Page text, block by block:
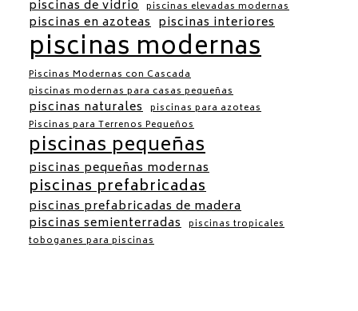
piscinas de vidrio piscinas elevadas modernas
piscinas en azoteas piscinas interiores
piscinas modernas
Piscinas Modernas con Cascada
piscinas modernas para casas pequeñas
piscinas naturales piscinas para azoteas
Piscinas para Terrenos Pequeños
piscinas pequeñas
piscinas pequeñas modernas
piscinas prefabricadas
piscinas prefabricadas de madera
piscinas semienterradas piscinas tropicales
toboganes para piscinas